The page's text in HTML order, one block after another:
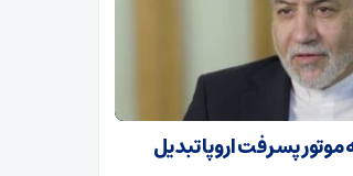
پسرفت اروپا تبدیل